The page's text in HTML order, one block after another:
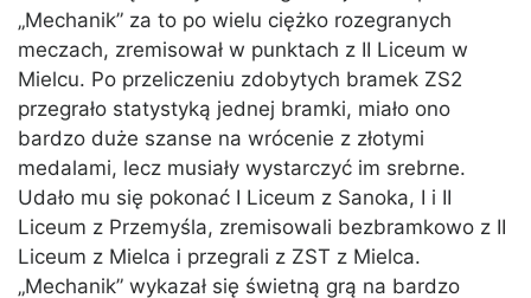
„Mechanik” za to po wielu ciężko rozegranych
meczach, zremisował w punktach z II Liceum w
Mielcu. Po przeliczeniu zdobytych bramek ZS2
przegrało statystyką jednej bramki, miało ono
bardzo duże szanse na wrócenie z złotymi
medalami, lecz musiały wystarczyć im srebrne.
Udało mu się pokonać I Liceum z Sanoka, I i II
Liceum z Przemyśla, zremisowali bezbramkowo z II
Liceum z Mielca i przegrali z ZST z Mielca.
„Mechanik” wykazał się świetną grą na bardzo